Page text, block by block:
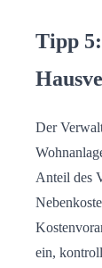
Tipp
Der
Anteil des
ein,